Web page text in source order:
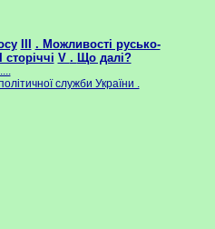
. Можливості русько-
V . Що далі?
служби України .